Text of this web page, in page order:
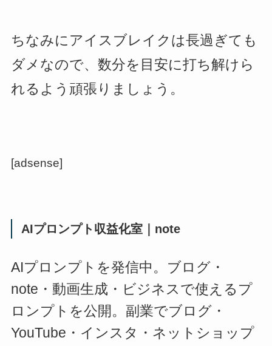
ちなみにアイスブレイクは長過ぎても
ダメなので、数分を目安に打ち解けら
れるよう頑張りましょう。
[adsense]
AIプロンプト収益化室｜note
AIプロンプトを発信中。ブログ・
note・動画生成・ビジネスで使えるプ
ロンプトを公開。副業でブログ・
YouTube・インスタ・ネットショップ